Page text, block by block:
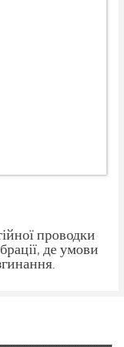
проводки
де умови